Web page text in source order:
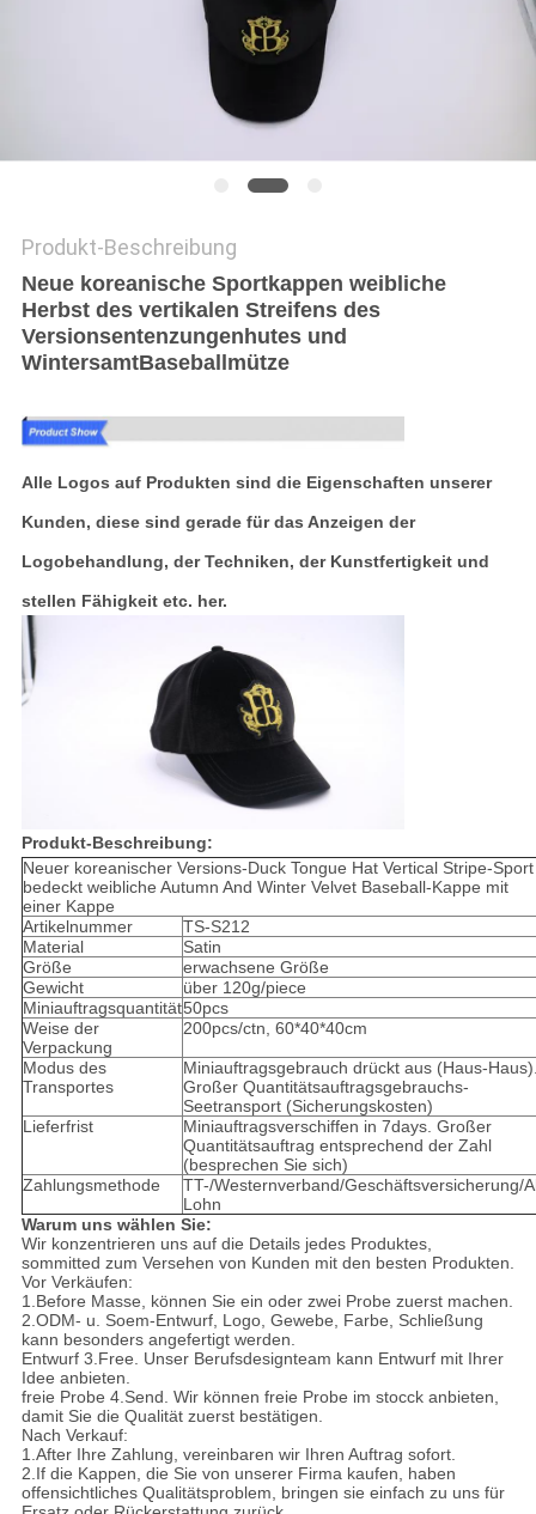
Produkt-Beschreibung
Neue koreanische Sportkappen weibliche
Herbst des vertikalen Streifens des
Versionsentenzungenhutes und
WintersamtBaseballmütze
Alle Logos auf Produkten sind die Eigenschaften unserer
Kunden, diese sind gerade für das Anzeigen der
Logobehandlung, der Techniken, der Kunstfertigkeit und
stellen Fähigkeit etc. her.
Produkt-Beschreibung:
Neuer koreanischer Versions-Duck Tongue Hat Vertical Stripe-Sport
bedeckt weibliche Autumn And Winter Velvet Baseball-Kappe mit
einer Kappe
Artikelnummer
TS-S212
Material
Satin
Größe
erwachsene Größe
Gewicht
über 120g/piece
Miniauftragsquantität50pcs
Weise der
Verpackung
200pcs/ctn, 60*40*40cm
Modus des
Transportes
Miniauftragsgebrauch drückt aus (Haus-
Großer Quantitätsauftragsgebrauchs-
Seetransport (Sicherungskosten)
Lieferfrist
Miniauftragsverschiffen in 7days. Großer
Quantitätsauftrag entsprechend der Zahl
(besprechen Sie sich)
Zahlungsmethode
TT-/Westernverband/Geschäftsversicherung/
Lohn
Warum uns wählen Sie:
Wir konzentrieren uns auf die Details jedes Produktes,
sommitted zum Versehen von Kunden mit den besten Produkten.
Vor Verkäufen:
1.Before Masse, können Sie ein oder zwei Probe zuerst machen.
2.ODM- u. Soem-Entwurf, Logo, Gewebe, Farbe, Schließung
kann besonders angefertigt werden.
Entwurf 3.Free. Unser Berufsdesignteam kann Entwurf mit Ihrer
Idee anbieten.
freie Probe 4.Send. Wir können freie Probe im stocck anbieten,
damit Sie die Qualität zuerst bestätigen.
Nach Verkauf:
1.After Ihre Zahlung, vereinbaren wir Ihren Auftrag sofort.
2.If die Kappen, die Sie von unserer Firma kaufen, haben
offensichtliches Qualitätsproblem, bringen sie einfach zu uns für